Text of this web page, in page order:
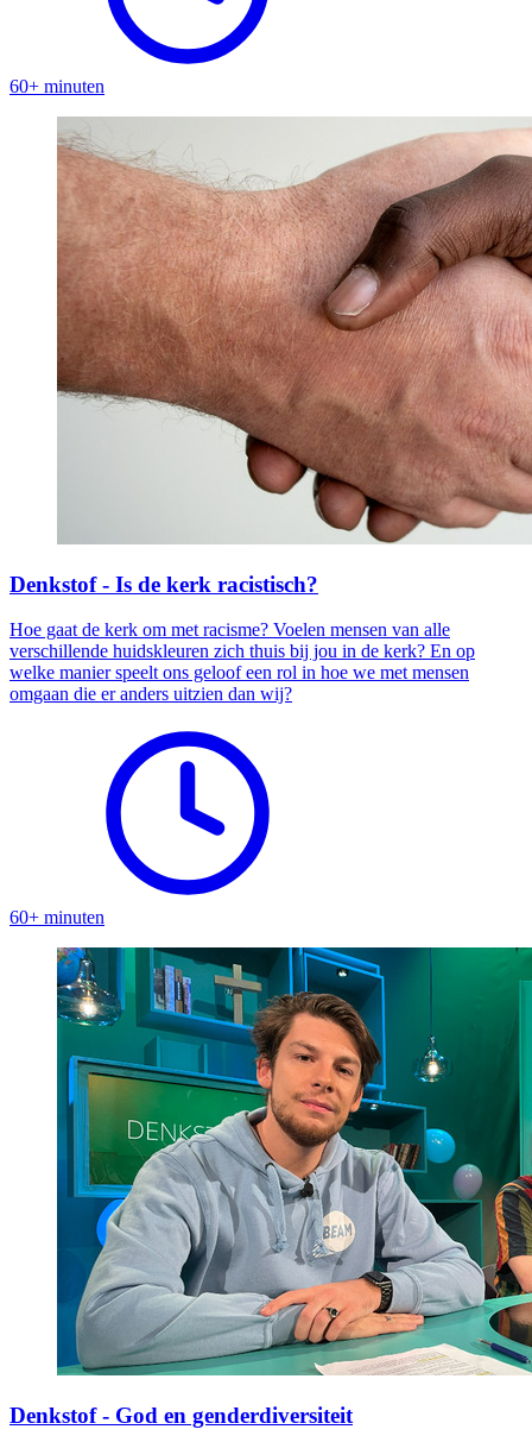
60+ minuten
Denkstof - Is de kerk racistisch?
Hoe gaat de kerk om met racisme? Voelen mensen van alle
verschillende huidskleuren zich thuis bij jou in de kerk? En op
welke manier speelt ons geloof een rol in hoe we met mensen
omgaan die er anders uitzien dan wij?
60+ minuten
Denkstof - God en genderdiversiteit